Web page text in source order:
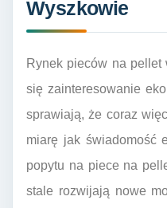
Wyszkowie
Rynek pieców na pellet
się zainteresowanie
sprawiają, że coraz
miarę jak świadomość
popytu na piece na
stale rozwijają nowe